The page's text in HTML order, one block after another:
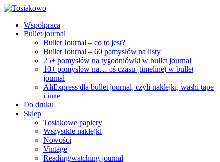
Współpraca
Bullet journal
Bullet Journal – co to jest?
Bullet Journal – 60 pomysłów na listy
25+ pomysłów na tygodniówki w bullet journal
10+ pomysłów na… oś czasu (timeline) w bullet
journal
AliExpress dla bullet journal, czyli naklejki, washi tape
i inne
Do druku
Sklep
Tosiakowe papiery
Wszystkie naklejki
Nowości
Vintage
Reading/watching journal